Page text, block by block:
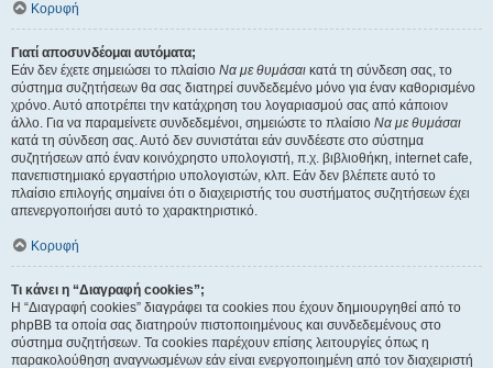
Κορυφή
Γιατί αποσυνδέομαι αυτόματα;
Εάν δεν έχετε σημειώσει το πλαίσιο Να με θυμάσαι κατά τη σύνδεση σας, το
σύστημα συζητήσεων θα σας διατηρεί συνδεδεμένο μόνο για έναν καθορισμένο
χρόνο. Αυτό αποτρέπει την κατάχρηση του λογαριασμού σας από κάποιον
άλλο. Για να παραμείνετε συνδεδεμένοι, σημειώστε το πλαίσιο Να με θυμάσαι
κατά τη σύνδεση σας. Αυτό δεν συνιστάται εάν συνδέεστε στο σύστημα
συζητήσεων από έναν κοινόχρηστο υπολογιστή, π.χ. βιβλιοθήκη, internet cafe,
πανεπιστημιακό εργαστήριο υπολογιστών, κλπ. Εάν δεν βλέπετε αυτό το
πλαίσιο επιλογής σημαίνει ότι ο διαχειριστής του συστήματος συζητήσεων έχει
απενεργοποιήσει αυτό το χαρακτηριστικό.
Κορυφή
Τι κάνει η “Διαγραφή cookies”;
Η “Διαγραφή cookies” διαγράφει τα cookies που έχουν δημιουργηθεί από το
phpBB τα οποία σας διατηρούν πιστοποιημένους και συνδεδεμένους στο
σύστημα συζητήσεων. Τα cookies παρέχουν επίσης λειτουργίες όπως η
παρακολούθηση αναγνωσμένων εάν είναι ενεργοποιημένη από τον διαχειριστή